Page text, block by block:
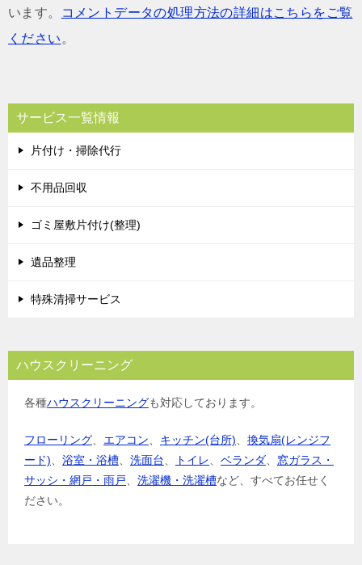
います。
コメントデータの処理方法の詳細はこちらをご覧
ください 。
サービス一覧情報
片付け・掃除代行
不用品回収
ゴミ屋敷片付け(整理)
遺品整理
特殊清掃サービス
ハウスクリーニング
各種ハウスクリーニングも対応しております。
フローリング エアコン キッチン(台所)
換気扇(レンジフ
ード)
浴室・浴槽 洗面台 トイレ ベランダ
窓ガラス・
サッシ・網戸・雨戸
洗濯機・洗濯槽など、すべてお任せく
ださい。